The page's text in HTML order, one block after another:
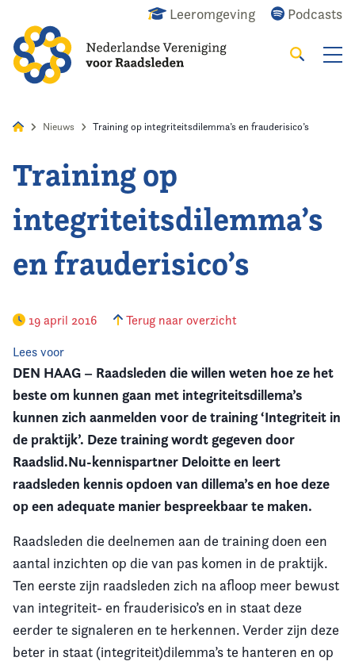
Leeromgeving Podcasts
Zoeken
Home
Agenda
Nieuws
Vereniging
Nieuws Training op integriteitsdilemma’s en frauderisico’s
Training op
integriteitsdilemma’s
en frauderisico’s
19 april 2016 Terug naar overzicht
Lees voor
DEN HAAG – Raadsleden die willen weten hoe ze het
beste om kunnen gaan met integriteitsdillema’s
kunnen zich aanmelden voor de training ‘Integriteit in
de praktijk’. Deze training wordt gegeven door
Raadslid.Nu-kennispartner Deloitte en leert
raadsleden kennis opdoen van dillema’s en hoe deze
op een adequate manier bespreekbaar te maken.
Raadsleden die deelnemen aan de training doen een
aantal inzichten op die van pas komen in de praktijk.
Ten eerste zijn raadsleden zich na afloop meer bewust
van integriteit- en frauderisico’s en in staat deze
eerder te signaleren en te herkennen. Verder zijn deze
beter in staat (integriteit)dilemma’s te hanteren en op